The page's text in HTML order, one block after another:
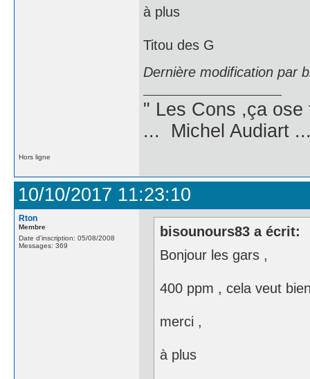
à plus
Titou des G
Dernière modification par
" Les Cons ,ça
... Michel Audiart
Hors ligne
10/10/2017 11:23:10
Rton
Membre
Date d'inscription: 05/08/2008
Messages: 369
bisounours83 a écrit:
Bonjour les gars ,
400 ppm , cela veut
merci ,
à plus